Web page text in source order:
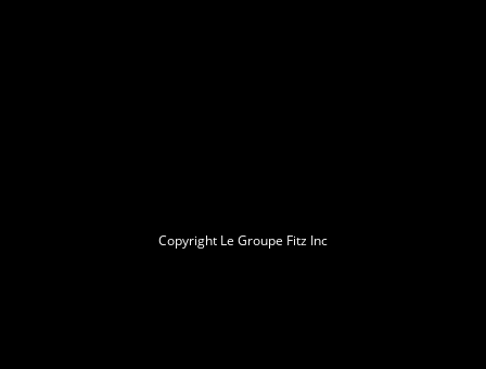
Copyright Le Groupe Fitz Inc